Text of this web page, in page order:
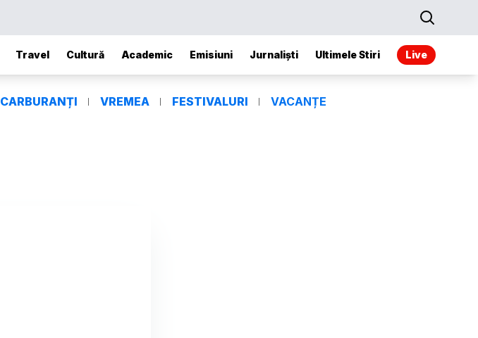
Travel Cultură Academic Emisiuni Jurnaliști Ultimele Stiri Live
CARBURANȚI VREMEA FESTIVALURI VACANȚE